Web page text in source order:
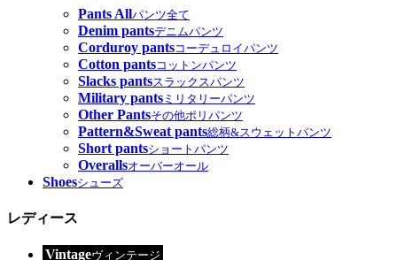
Pants Allパンツ全て
Denim pantsデニムパンツ
Corduroy pantsコーデュロイパンツ
Cotton pantsコットンパンツ
Slacks pantsスラックスパンツ
Military pants ミリタリーパンツ
Other Pantsその他ポリパンツ
Pattern&Sweat pants総柄&スウェットパンツ
Short pantsショートパンツ
Overallsオーバーオール
Shoesシューズ
レディース
Vintageヴィンテージ